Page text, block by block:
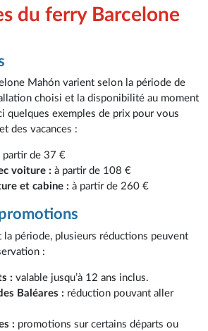
du ferry Barcelone
Mahón varient selon la période de
choisi et la disponibilité au moment
quelques exemples de prix pour vous
des vacances :
partir de 37 €
voiture : à partir de 108 €
et cabine : à partir de 260 €
la période, plusieurs réductions peuvent
:
: valable jusqu’à 12 ans inclus.
Baléares : réduction pouvant aller
: promotions sur certains départs ou